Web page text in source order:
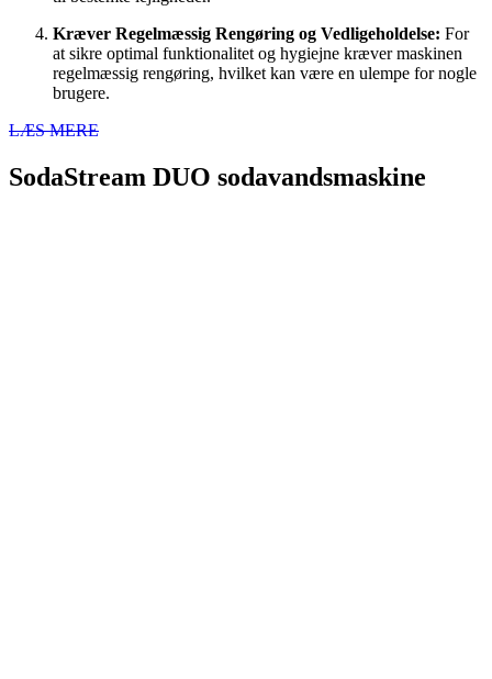
Kræver Regelmæssig Rengøring og Vedligeholdelse: For
at sikre optimal funktionalitet og hygiejne kræver maskinen
regelmæssig rengøring, hvilket kan være en ulempe for nogle
brugere.
LÆS MERE
SodaStream DUO sodavandsmaskine